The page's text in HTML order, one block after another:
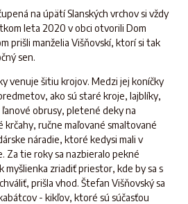
na úpätí Slanských vrchov si vždy
leta 2020 v obci otvorili Dom
prišli manželia Višňovskí, ktorí si tak
sen.
venuje šitiu krojov. Medzi jej koníčky
ako sú staré kroje, lajblíky,
obrusy, pletené deky na
ručne maľované smaltované
náradie, ktoré kedysi mali v
Za tie roky sa nazbieralo pekné
zriadiť priestor, kde by sa s
prišla vhod. Štefan Višňovský sa
- kikľov, ktoré sú súčasťou